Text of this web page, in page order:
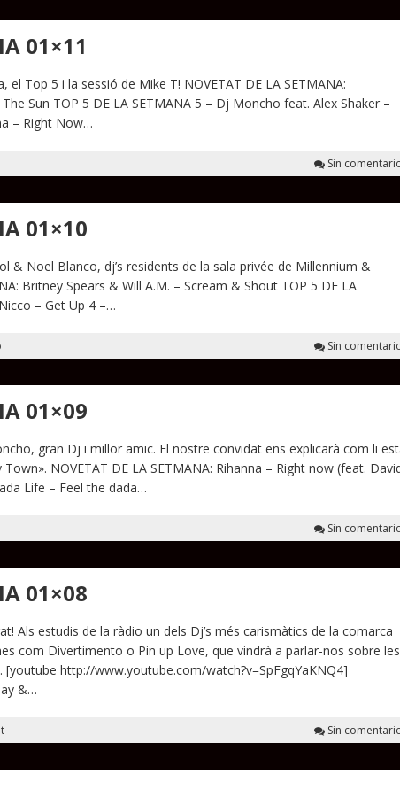
01×11
Top 5 i la sessió de Mike T! NOVETAT DE LA SETMANA:
Sun TOP 5 DE LA SETMANA 5 – Dj Moncho feat. Alex Shaker –
– Right Now…
Sin
01×10
& Noel Blanco, dj’s residents de la sala privée de Millennium &
Britney Spears & Will A.M. – Scream & Shout TOP 5 DE LA
– Get Up 4 –…
Sin
01×09
gran Dj i millor amic. El nostre convidat ens explicarà com li
NOVETAT DE LA SETMANA: Rihanna – Right now (feat.
Life – Feel the dada…
Sin
01×08
Als estudis de la ràdio un dels Dj’s més carismàtics de la comarca
com Divertimento o Pin up Love, que vindrà a parlar-nos sobre les
http://www.youtube.com/watch?v=SpFgqYaKNQ4]
&…
Sin